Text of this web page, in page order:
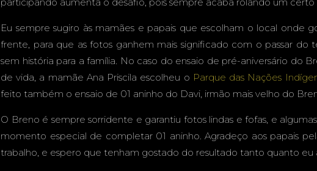
Eu sempre sugiro às mamães e papais que escolham o local onde
frente, para que as fotos ganhem mais significado com o passar
sem história para a família. No caso do ensaio de pré-aniversário do
de vida, a mamãe Ana Priscila escolheu o Parque das Nações
feito também o ensaio de 01 aninho do Davi, irmão mais velho do
O Breno é sempre sorridente e garantiu fotos lindas e fofas, e
momento especial de completar 01 aninho. Agradeço aos papais
trabalho, e espero que tenham gostado do resultado tanto quanto